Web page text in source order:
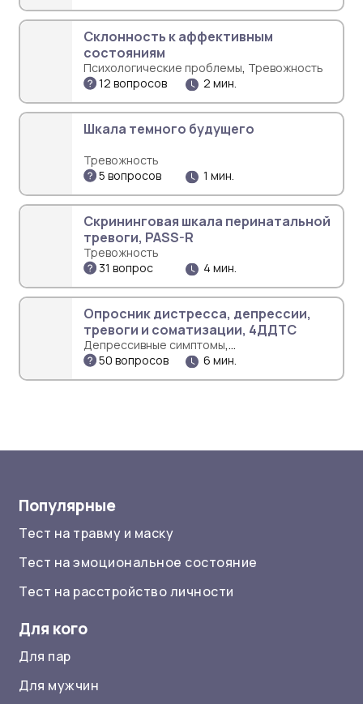
Склонность к аффективным
состояниям
Психологические проблемы, Тревожность
12 вопросов
2 мин.
Шкала темного будущего
Тревожность
5 вопросов
1 мин.
Скрининговая шкала перинатальной
тревоги, PASS-R
Тревожность
31 вопрос
4 мин.
Опросник дистресса, депрессии,
тревоги и соматизации, 4ДДТС
Депрессивные симптомы,
Стрессоустойчивость,Тревожность
50 вопросов 6 мин.
Популярные
Тест на травму и маску
Тест на эмоциональное состояние
Тест на расстройство личности
Для кого
Для пар
Для мужчин